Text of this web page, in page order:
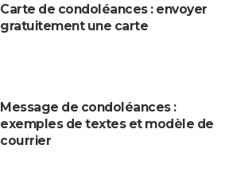
Carte de condoléances : envoyer
gratuitement une carte
Message de condoléances :
exemples de textes et modèle de
courrier